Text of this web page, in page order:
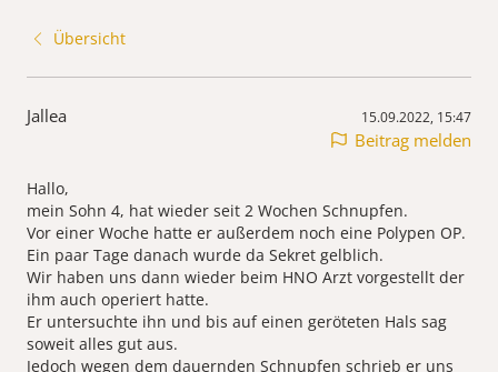
Übersicht
Jallea 15.09.2022, 15:47
Beitrag melden
Hallo,
mein Sohn 4, hat wieder seit 2 Wochen Schnupfen.
Vor einer Woche hatte er außerdem noch eine Polypen OP.
Ein paar Tage danach wurde da Sekret gelblich.
Wir haben uns dann wieder beim HNO Arzt vorgestellt der
ihm auch operiert hatte.
Er untersuchte ihn und bis auf einen geröteten Hals sag
soweit alles gut aus.
Jedoch wegen dem dauernden Schnupfen schrieb er uns